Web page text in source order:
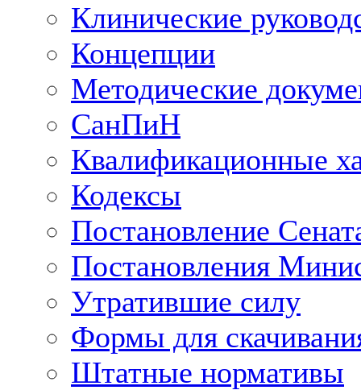
Клинические
Концепции
Методические
СанПиН
Квалификационные
Кодексы
Постановление
Постановления
Утратившие силу
Формы для
Штатные нормативы